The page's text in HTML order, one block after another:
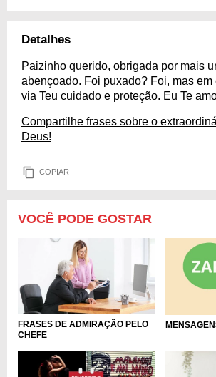
Detalhes
Paizinho querido, obrigada por mais
abençoado. Foi puxado? Foi, mas em
via Teu cuidado e proteção. Eu Te
Compartilhe frases sobre o
Deus!
COPIAR
VOCÊ PODE GOSTAR
FRASES DE ADMIRAÇÃO PELO
CHEFE